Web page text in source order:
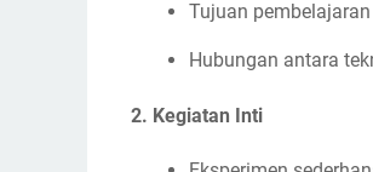
Tujuan
Hubungan antara
2. Kegiatan Inti